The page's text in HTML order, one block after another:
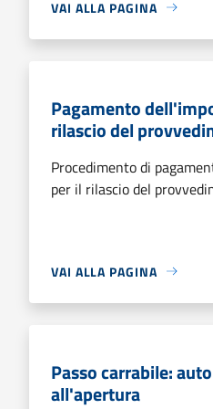
VAI ALLA PAGINA
Pagamento
rilascio del
Procedimento di
per il rilascio del
VAI ALLA PAGINA
Passo carrabile:
all'apertura